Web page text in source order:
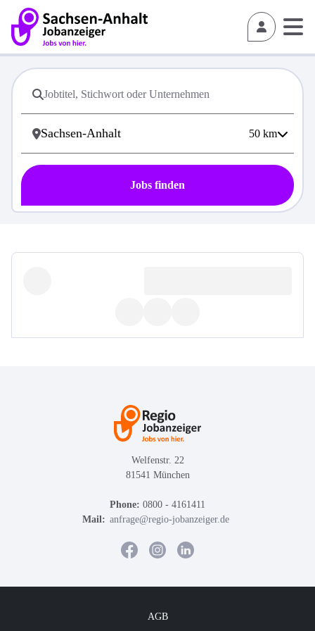
50 km
Jobs finden
Welfenstr. 22
81541 München
Phone: 0800 - 4161411
Mail: anfrage@regio-jobanzeiger.de
AGB